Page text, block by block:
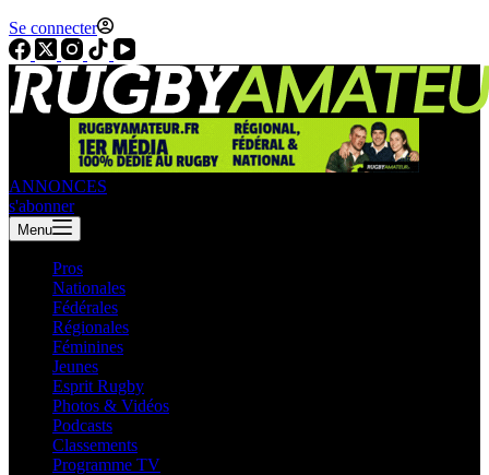
Se connecter
ANNONCES
s'abonner
Menu
Pros
Nationales
Fédérales
Régionales
Féminines
Jeunes
Esprit Rugby
Photos & Vidéos
Podcasts
Classements
Programme TV